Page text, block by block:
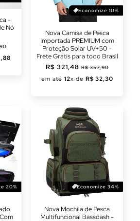
-
Nó
Economize 10%
Nova Camisa de Pesca
Importada PREMIUM com
Proteção Solar UV+50 -
Frete Grátis para todo Brasil
Preço
normal
R$ 321,48 Preço
promocional
R$ 357,90
em até 12x de R$ 32,30
20% Economize 34%
Nova Mochila de Pesca
Multifuncional Bassdash -